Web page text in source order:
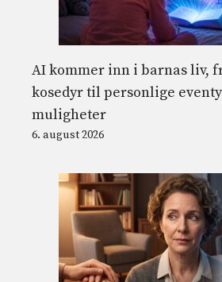
AI kommer inn i barnas liv,
kosedyr til personlige
muligheter
6. august 2026